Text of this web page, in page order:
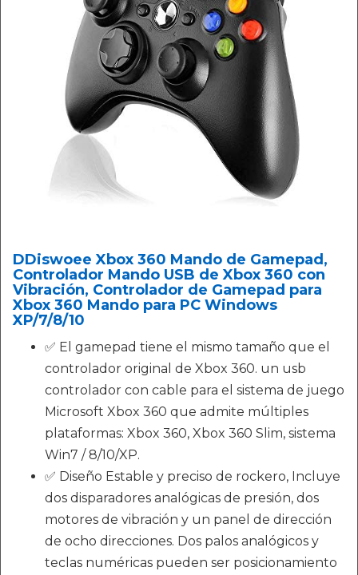
DDiswoee Xbox 360 Mando de Gamepad,
Controlador Mando USB de Xbox 360 con
Vibración, Controlador de Gamepad para
Xbox 360 Mando para PC Windows
XP/7/8/10
✅ El gamepad tiene el mismo tamaño que el
controlador original de Xbox 360. un usb
controlador con cable para el sistema de juego
Microsoft Xbox 360 que admite múltiples
plataformas: Xbox 360, Xbox 360 Slim, sistema
Win7 / 8/10/XP.
✅ Diseño Estable y preciso de rockero, Incluye
dos disparadores analógicas de presión, dos
motores de vibración y un panel de dirección
de ocho direcciones. Dos palos analógicos y
teclas numéricas pueden ser posicionamiento